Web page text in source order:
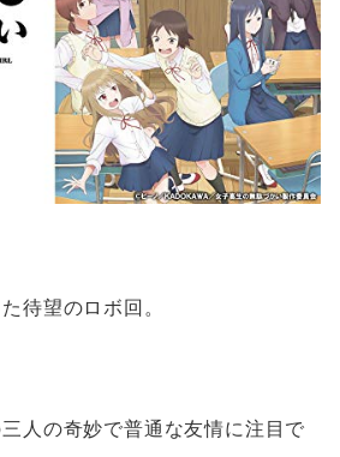
待望のロボ回。
人の奇妙で普通な友情に注目で